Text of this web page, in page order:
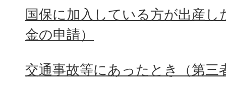
国保に加入している方が出産し
金の申請）
交通事故等にあったとき（第三